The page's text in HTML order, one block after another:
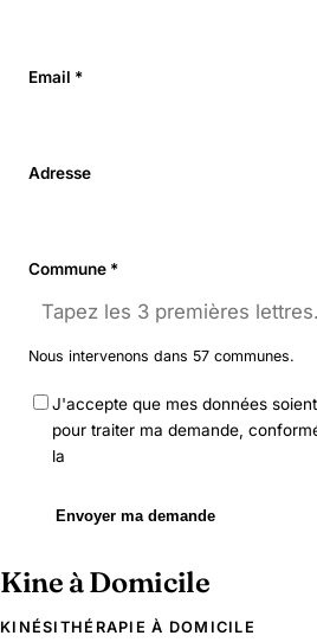
Email *
Adresse
Commune *
Nous intervenons dans 57 communes.
J'accepte que mes données
pour traiter ma demande,
la
Envoyer ma demande
Kine à Domicile
KINÉSITHÉRAPIE À DOMICILE